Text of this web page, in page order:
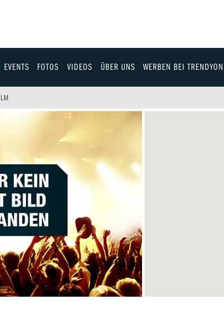
EVENTS FOTOS VIDEOS ÜBER UNS
Team
Jobs & Karriere
WERBEN BEI
& Gesundheit
& Politik
& Wohnen
Karriere